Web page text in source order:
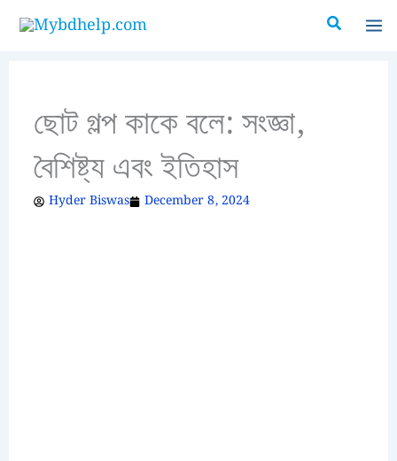
Skip
Search
ছোট গল্প কাকে বলে: সংজ্ঞা,
বৈশিষ্ট্য এবং ইতিহাস
Hyder Biswas December 8, 2024